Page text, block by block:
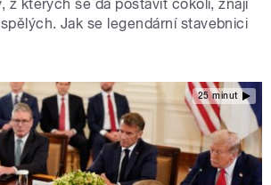
z kterých se dá postavit cokoli, znají
Jak se legendární stavebnici
25 minut